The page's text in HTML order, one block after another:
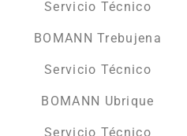
Servicio Técnico
BOMANN Trebujena
Servicio Técnico
BOMANN Ubrique
Servicio Técnico